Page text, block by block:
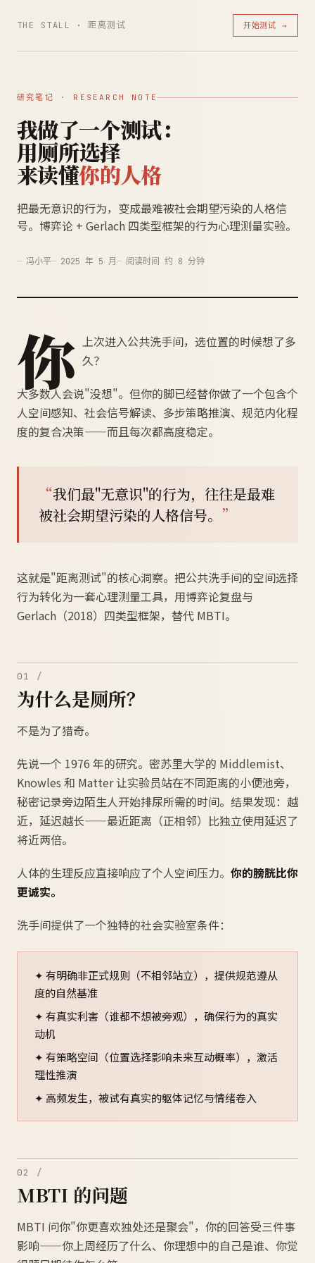
THE STALL · 距离测试 开始测试 →
研究笔记 · RESEARCH NOTE
我做了一个测试：
用厕所选择
来读懂你的人格
把最无意识的行为，变成最难被社会期望污染的人格信
号。博弈论 + Gerlach 四类型框架的行为心理测量实验。
冯小平 2025 年 5 月 阅读时间 约 8 分钟
你 上次进入公共洗手间，选位置的时候想了多
久？
大多数人会说"没想"。但你的脚已经替你做了一个包含个
人空间感知、社会信号解读、多步策略推演、规范内化程
度的复合决策——而且每次都高度稳定。
我们最"无意识"的行为，往往是最难
被社会期望污染的人格信号。
这就是"距离测试"的核心洞察。把公共洗手间的空间选择
行为转化为一套心理测量工具，用博弈论复盘与
Gerlach（2018）四类型框架，替代 MBTI。
01 /
为什么是厕所？
不是为了猎奇。
先说一个 1976 年的研究。密苏里大学的 Middlemist、
Knowles 和 Matter 让实验员站在不同距离的小便池旁，
秘密记录旁边陌生人开始排尿所需的时间。结果发现：越
近，延迟越长——最近距离（正相邻）比独立使用延迟了
将近两倍。
人体的生理反应直接响应了个人空间压力。 你的膀胱比你
更诚实。
洗手间提供了一个独特的社会实验室条件：
✦ 有明确非正式规则（不相邻站立），提供规范遵从
度的自然基准
✦ 有真实利害（谁都不想被旁观），确保行为的真实
动机
✦ 有策略空间（位置选择影响未来互动概率），激活
理性推演
✦ 高频发生，被试有真实的躯体记忆与情绪卷入
02 /
MBTI 的问题
MBTI 问你"你更喜欢独处还是聚会"，你的回答受三件事
影响——你上周经历了什么、你理想中的自己是谁、你觉